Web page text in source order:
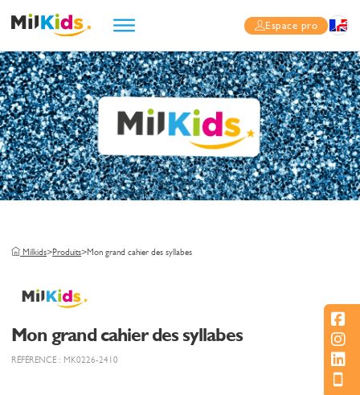
Espace pro
Milkids>Produits>Mon grand cahier des syllabes
Mon grand cahier des syllabes
RÉFÉRENCE : MK0226-2410